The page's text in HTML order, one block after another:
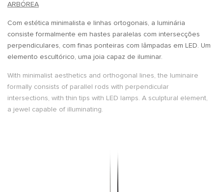
ARBÓREA
Com estética minimalista e linhas ortogonais, a luminária
consiste formalmente em hastes paralelas com intersecções
perpendiculares, com finas ponteiras com lâmpadas em LED. Um
elemento escultórico, uma joia capaz de iluminar.
With minimalist aesthetics and orthogonal lines, the luminaire
formally consists of parallel rods with perpendicular
intersections, with thin tips with LED lamps. A sculptural element,
a jewel capable of illuminating.